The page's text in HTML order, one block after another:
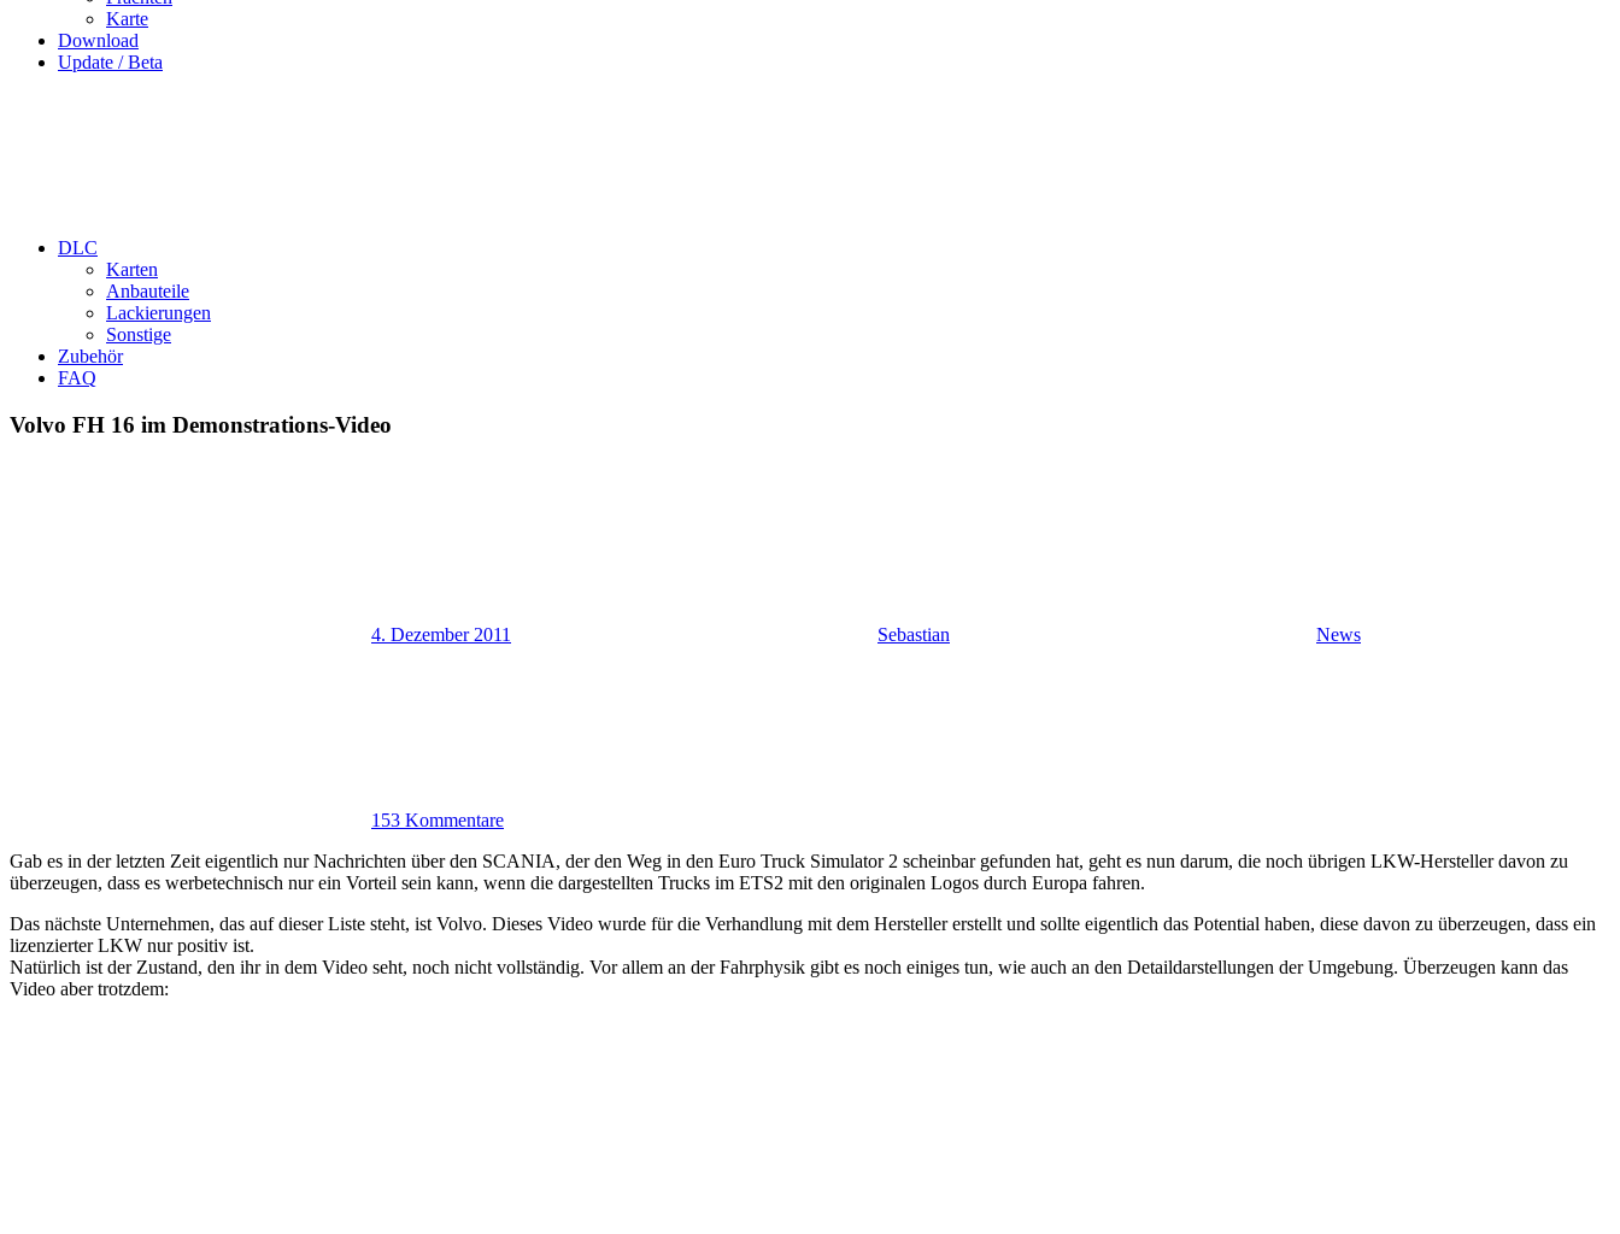
Karte
Download
Update / Beta
DLC
Karten
Anbauteile
Lackierungen
Sonstige
Zubehör
FAQ
Volvo FH 16 im Demonstrations-Video
4. Dezember 2011 Sebastian News
153 Kommentare
Gab es in der letzten Zeit eigentlich nur Nachrichten über den SCANIA, der den Weg in den Euro Truck Simulator 2 scheinbar gefunden hat, geht es nun darum, die noch übrigen LKW-Hersteller davon zu
überzeugen, dass es werbetechnisch nur ein Vorteil sein kann, wenn die dargestellten Trucks im ETS2 mit den originalen Logos durch Europa fahren.
Das nächste Unternehmen, das auf dieser Liste steht, ist Volvo. Dieses Video wurde für die Verhandlung mit dem Hersteller erstellt und sollte eigentlich das Potential haben, diese davon zu überzeugen, dass ein
lizenzierter LKW nur positiv ist.
Natürlich ist der Zustand, den ihr in dem Video seht, noch nicht vollständig. Vor allem an der Fahrphysik gibt es noch einiges tun, wie auch an den Detaildarstellungen der Umgebung. Überzeugen kann das
Video aber trotzdem: